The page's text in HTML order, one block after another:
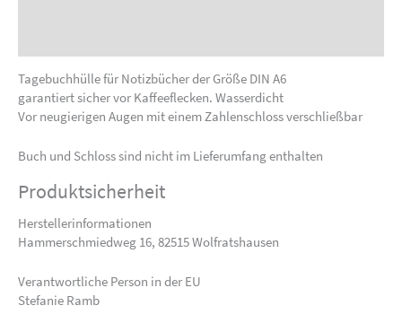
Tagebuchhülle für Notizbücher der Größe DIN A6
garantiert sicher vor Kaffeeflecken. Wasserdicht
Vor neugierigen Augen mit einem Zahlenschloss verschließbar
Buch und Schloss sind nicht im Lieferumfang enthalten
Produktsicherheit
Herstellerinformationen
Hammerschmiedweg 16, 82515 Wolfratshausen
Verantwortliche Person in der EU
Stefanie Ramb